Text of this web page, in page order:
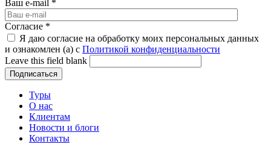
Ваш e-mail *
Согласие *
Я даю согласие на обработку моих персональных данных
и ознакомлен (а) с Политикой конфиденциальности
Leave this field blank
Туры
О нас
Клиентам
Новости и блоги
Контакты